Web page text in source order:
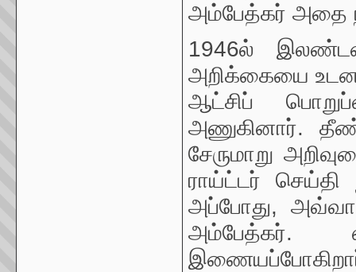
அம்பேத்கர் அதை
1946ல்
அறிக்கையை
ஆட்சிப்
அணுகினார்.
சேருமாறு
ராய்ட்டர் செய்தி
அப்போது,
அம்பேத்கர்.